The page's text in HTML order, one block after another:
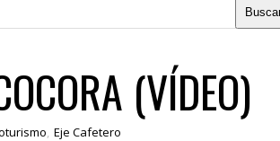
(VÍDEO)
, Eje Cafetero